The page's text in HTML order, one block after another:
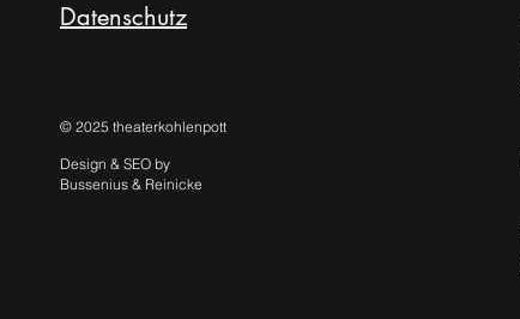
Datenschutz
© 2025 theaterkohlenpott
Design & SEO by
Bussenius & Reinicke